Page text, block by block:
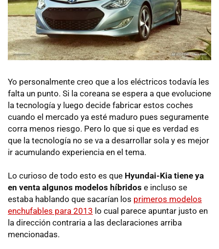
Yo personalmente creo que a los eléctricos todavía les
falta un punto. Si la coreana se espera a que evolucione
la tecnología y luego decide fabricar estos coches
cuando el mercado ya esté maduro pues seguramente
corra menos riesgo. Pero lo que si que es verdad es
que la tecnología no se va a desarrollar sola y es mejor
ir acumulando experiencia en el tema.
Lo curioso de todo esto es que Hyundai-Kia tiene ya
en venta algunos modelos híbridos e incluso se
estaba hablando que sacarían los primeros modelos
enchufables para 2013 lo cual parece apuntar justo en
la dirección contraria a las declaraciones arriba
mencionadas.